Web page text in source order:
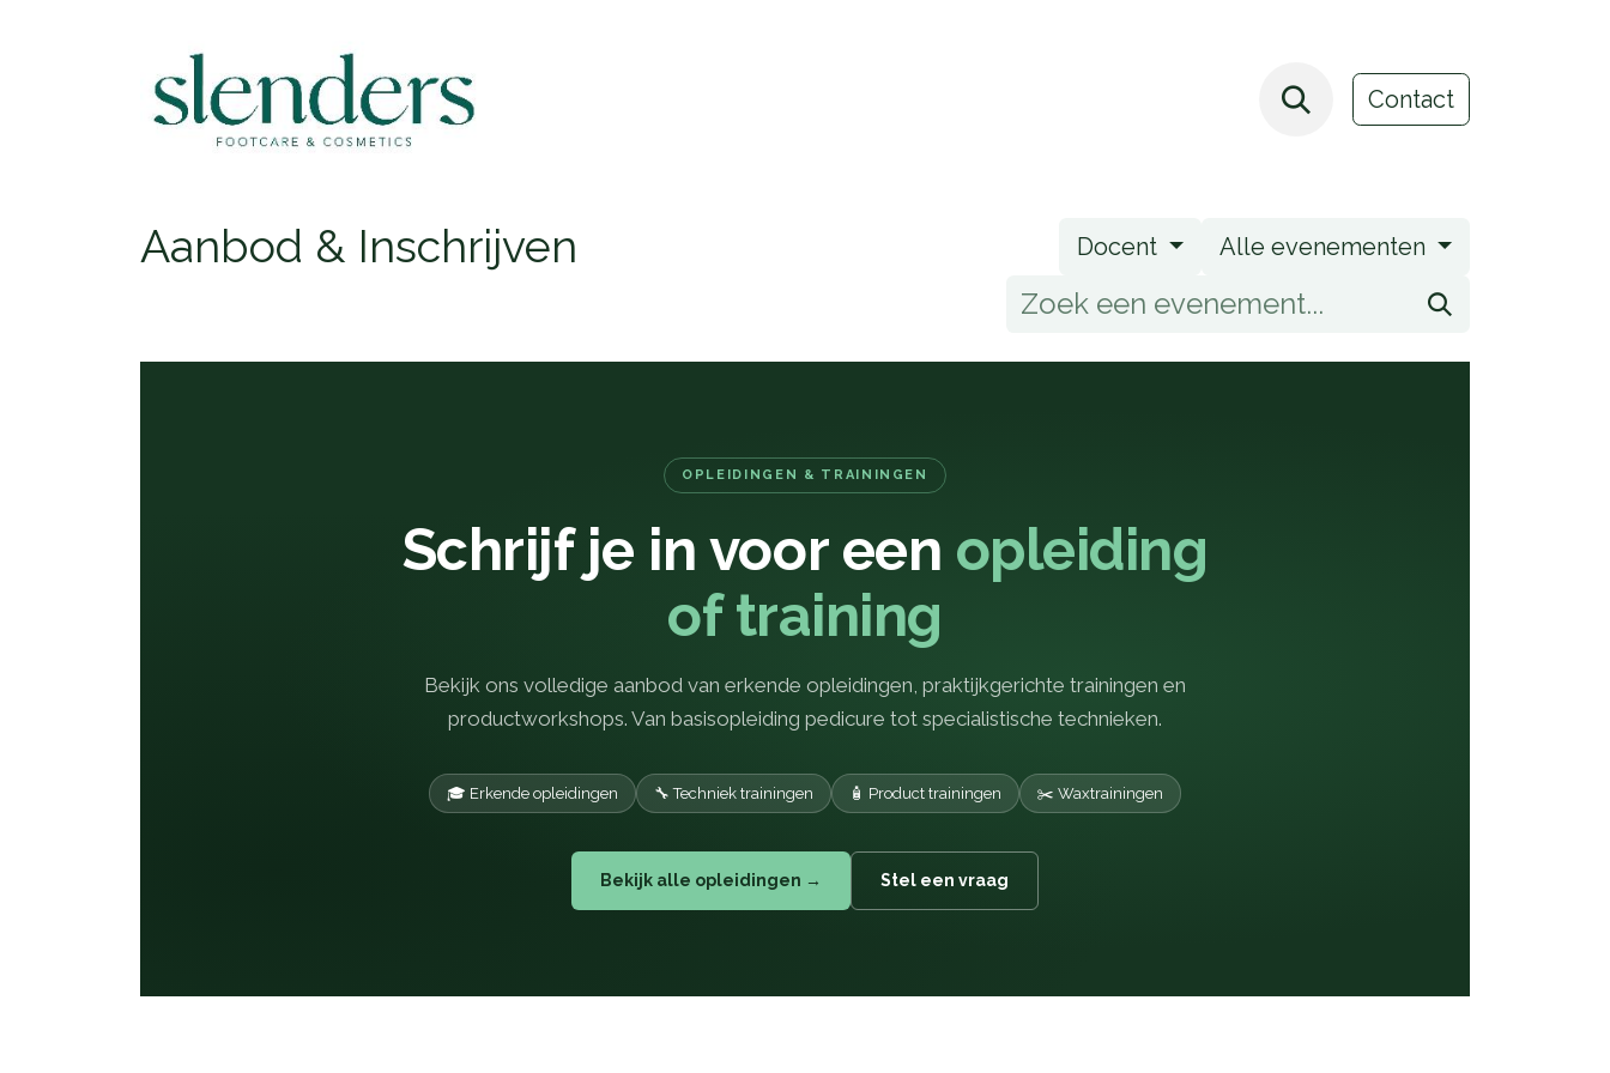
Leasing Evenementen
Contact
Aanbod & Inschrijven Docent Alle evenementen
OPLEIDINGEN & TRAININGEN
Schrijf je in voor een opleiding
of training
Bekijk ons volledige aanbod van erkende opleidingen, praktijkgerichte trainingen en
productworkshops. Van basisopleiding pedicure tot specialistische technieken.
🎓 Erkende opleidingen 🔧 Techniek trainingen 🧴 Product trainingen ✂️ Waxtrainingen
Bekijk alle opleidingen → Stel een vraag